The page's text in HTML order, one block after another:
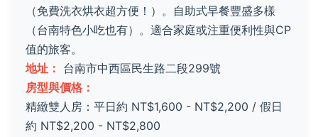
（免費洗衣烘衣超方便！）。自助式早餐豐盛多樣
（台南特色小吃也有）。適合家庭或注重便利性與CP
值的旅客。
地址： 台南市中西區民生路二段299號
房型與價格：
精緻雙人房：平日約 NT$1,600 - NT$2,200 / 假日
約 NT$2,200 - NT$2,800